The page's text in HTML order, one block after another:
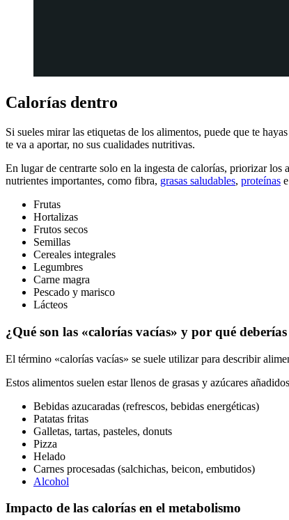
Calorías dentro
Si sueles mirar las etiquetas de los alimentos, puede que te
te va a aportar, no sus cualidades nutritivas.
En lugar de centrarte solo en la ingesta de calorías, priorizar
nutrientes importantes, como fibra, grasas saludables, proteínas e
Frutas
Hortalizas
Frutos secos
Semillas
Cereales integrales
Legumbres
Carne magra
Pescado y marisco
Lácteos
¿Qué son las «calorías vacías» y por qué
El término «calorías vacías» se suele utilizar para describir
Estos alimentos suelen estar llenos de grasas y azúcares
Bebidas azucaradas (refrescos, bebidas energéticas)
Patatas fritas
Galletas, tartas, pasteles, donuts
Pizza
Helado
Carnes procesadas (salchichas, beicon, embutidos)
Alcohol
Impacto de las calorías en el metabolismo